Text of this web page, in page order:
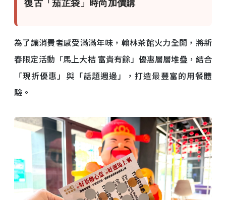
復古「茄芷袋」時尚加價購
為了讓消費者感受滿滿年味，翰林茶館火力全開，將新
春限定活動「馬上大桔 富貴有餘」優惠層層堆疊，結合
「現折優惠」與「話題週邊」，打造最豐富的用餐體
驗。